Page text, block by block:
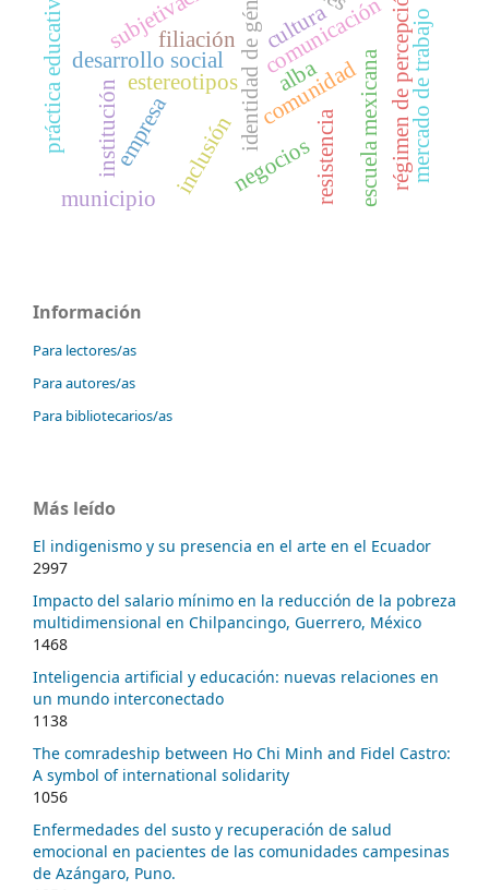
identidad de génerocomunicación
estereotipos
cultura
inclusión
desarrollo social comunidad
práctica educativa
resistencia
institución régimen de percepción
negocios
empresa escuela mexicana
alba mercado de trabajo
filiación
municipio
Información
Para lectores/as
Para autores/as
Para bibliotecarios/as
Más leído
El indigenismo y su presencia en el arte en el Ecuador
2997
Impacto del salario mínimo en la reducción de la pobreza
multidimensional en Chilpancingo, Guerrero, México
1468
Inteligencia artificial y educación: nuevas relaciones en
un mundo interconectado
1138
The comradeship between Ho Chi Minh and Fidel Castro:
A symbol of international solidarity
1056
Enfermedades del susto y recuperación de salud
emocional en pacientes de las comunidades campesinas
de Azángaro, Puno.